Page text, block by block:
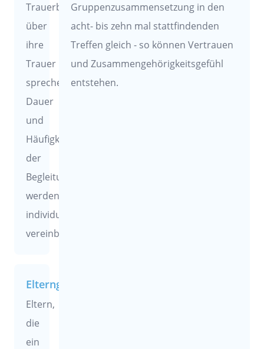
Trauerbegleiter*innen
über
ihre
Trauer
sprechen.
Dauer
und
Häufigkeit
der
Begleitung
werden
individuell
vereinbart.
Elterngruppe
Eltern,
die
ein
Gruppenzusammensetzung in den
acht- bis zehn mal stattfindenden
Treffen gleich - so können Vertrauen
und Zusammengehörigkeitsgefühl
entstehen.